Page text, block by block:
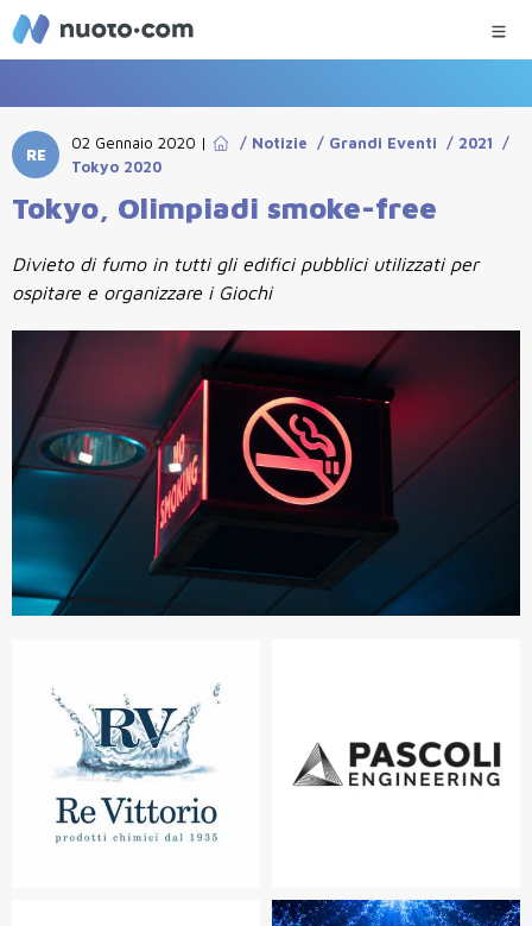
RE
02 Gennaio 2020 | / Notizie / Grandi Eventi / 2021 /
Tokyo 2020
Tokyo, Olimpiadi smoke-free
Divieto di fumo in tutti gli edifici pubblici utilizzati per
ospitare e organizzare i Giochi